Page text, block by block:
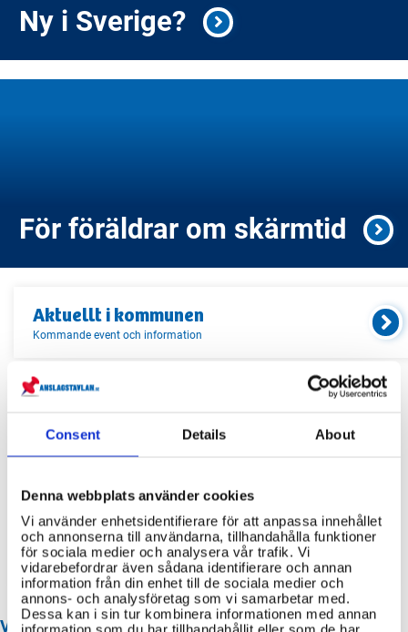
Consent Details About
Denna webbplats använder cookies
Vi använder enhetsidentifierare för att anpassa innehållet
och annonserna till användarna, tillhandahålla funktioner
för sociala medier och analysera vår trafik. Vi
vidarebefordrar även sådana identifierare och annan
information från din enhet till de sociala medier och
annons- och analysföretag som vi samarbetar med.
Dessa kan i sin tur kombinera informationen med annan
Ny i Sverige?
För föräldrar om skärmtid
Aktuellt i kommunen
Kommande event och information
Servicekontor
Idrottsanläggningar
Återvinningscentraler
VANLIGA FRÅGOR OM EMMABODA KOMMUN